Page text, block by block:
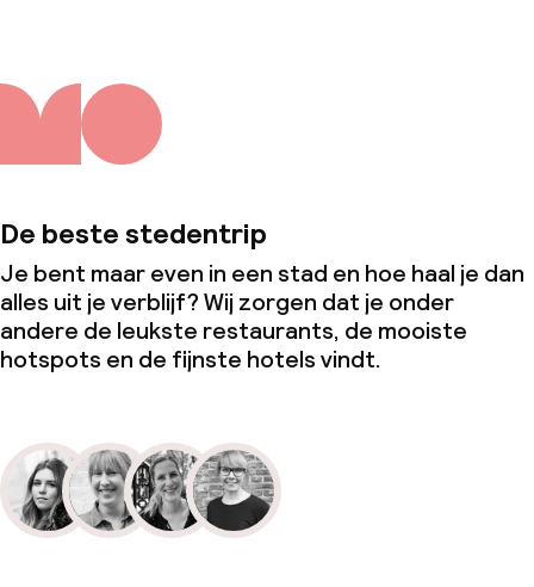
De beste stedentrip
Je bent maar even in een stad en hoe haal je dan
alles uit je verblijf? Wij zorgen dat je onder
andere de leukste restaurants, de mooiste
hotspots en de fijnste hotels vindt.